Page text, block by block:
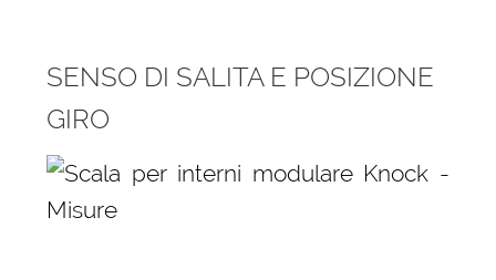
SENSO DI SALITA E POSIZIONE
GIRO